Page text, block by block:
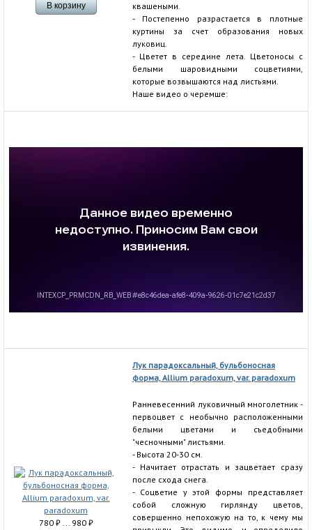
квашеными.
- Постепенно разрастается в плотные
куртины за счет образования новых
луковиц.
- Цветет в середине лета. Цветоносы с
белыми шаровидными соцветиями,
которые возвышаются над листьями.
Наше видео о черемше:
780 ₽... 980 ₽
Лук парадоксальный, бульбоносная
форма, Allium paradoxum, var. paradoxum
Ранневесенний луковичный многолетник -
первоцвет с необычно расположенными
белыми цветами и съедобными
"чесночными" листьями.
- Высота 20-30 см.
- Начитает отрастать и зацветает сразу
после схода снега.
- Соцветие у этой формы представляет
собой сложную гирлянду цветов,
совершенно непохожую на то, к чему мы